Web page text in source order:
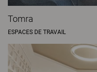
Tomra
ESPACES DE TRAVAIL